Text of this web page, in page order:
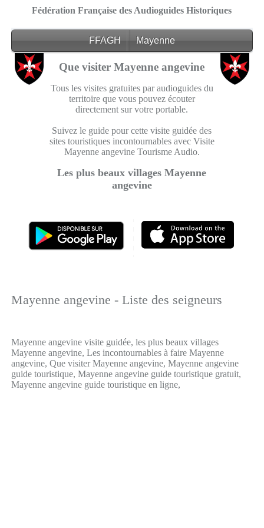
Fédération Française des Audioguides Historiques
FFAGH Mayenne
Que visiter Mayenne angevine
Tous les visites gratuites par audioguides du
territoire que vous pouvez écouter
directement sur votre portable.
Suivez le guide pour cette visite guidée des
sites touristiques incontournables avec Visite
Mayenne angevine Tourisme Audio.
Les plus beaux villages Mayenne
angevine
Mayenne angevine - Liste des seigneurs
Mayenne angevine visite guidée, les plus beaux villages
Mayenne angevine, Les incontournables à faire Mayenne
angevine, Que visiter Mayenne angevine, Mayenne angevine
guide touristique, Mayenne angevine guide touristique gratuit,
Mayenne angevine guide touristique en ligne,